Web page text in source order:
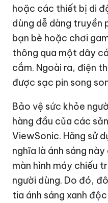
hoặc các thiết bị di
dùng dễ dàng truyền
bạn bè hoặc chơi
thông qua một dây
cắm. Ngoài ra, điện
được sạc pin song
Bảo vệ sức khỏe
hàng đầu của các
ViewSonic. Hãng sử
nghĩa là ánh sáng
màn hình máy chiếu
người dùng. Do đó,
tia ánh sáng xanh